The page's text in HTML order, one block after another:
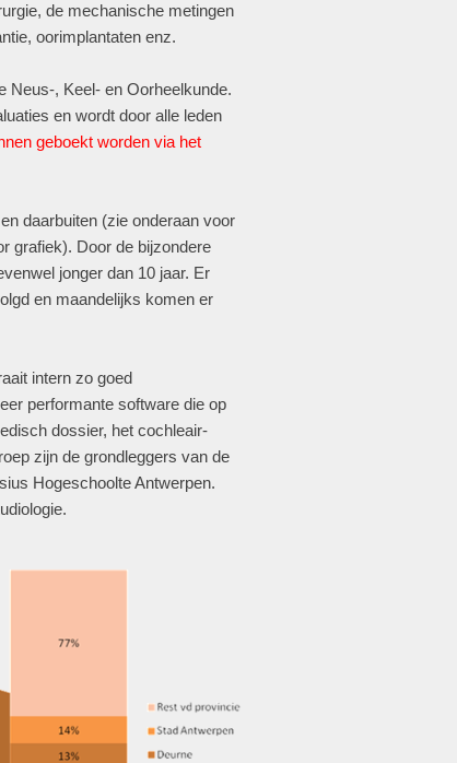
de mechanische metingen
oorimplantaten enz.
Neus-, Keel- en Oorheelkunde.
en wordt door alle leden
geboekt worden via het
daarbuiten (zie onderaan voor
grafiek). Door de bijzondere
jonger dan 10 jaar. Er
en maandelijks komen er
intern zo goed
performante software die op
dossier, het cochleair-
zijn de grondleggers van de
Hogeschoolte Antwerpen.